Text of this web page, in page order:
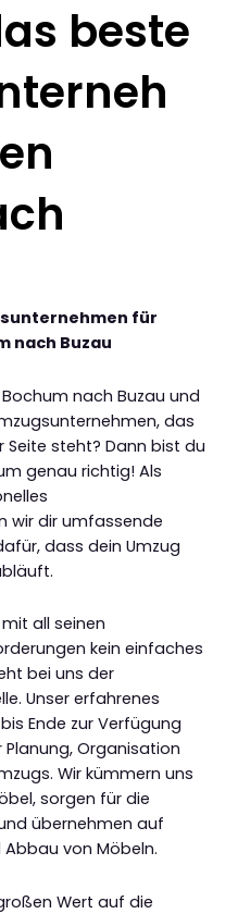
beste
für
nach Buzau
nach Buzau und
das
steht? Dann bist du
genau richtig! Als
wir dir umfassende
dass dein Umzug
all seinen
kein einfaches
bei uns der
Unser erfahrenes
Ende zur Verfügung
Organisation
Wir kümmern uns
sorgen für die
übernehmen auf
von Möbeln.
Wert auf die